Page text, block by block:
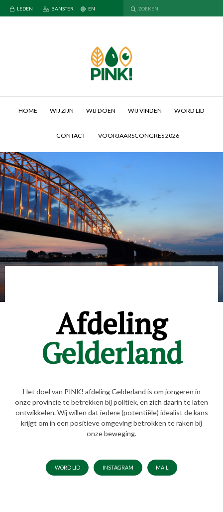
LEDEN BANSTER EN
HOME WIJ ZIJN WIJ DOEN WIJ VINDEN WORD LID
CONTACT VOORJAARSCONGRES 2026
Afdeling
Gelderland
Het doel van PINK! afdeling Gelderland is om jongeren in
onze provincie te betrekken bij politiek, en zich daarin te laten
ontwikkelen. Wij willen dat iedere (potentiële) idealist de kans
krijgt om in een positieve omgeving betrokken te raken bij
onze beweging.
WORD LID INSTAGRAM MAIL